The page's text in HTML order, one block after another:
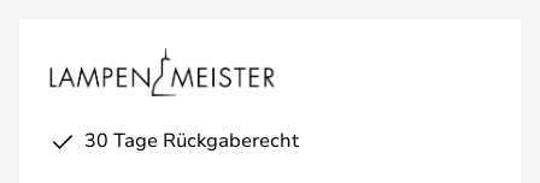
30 Tage Rückgaberecht